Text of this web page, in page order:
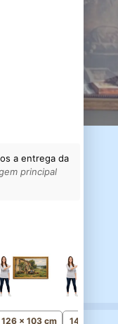
a entrega da
principal
126 x 103 cm 141 x 115 cm